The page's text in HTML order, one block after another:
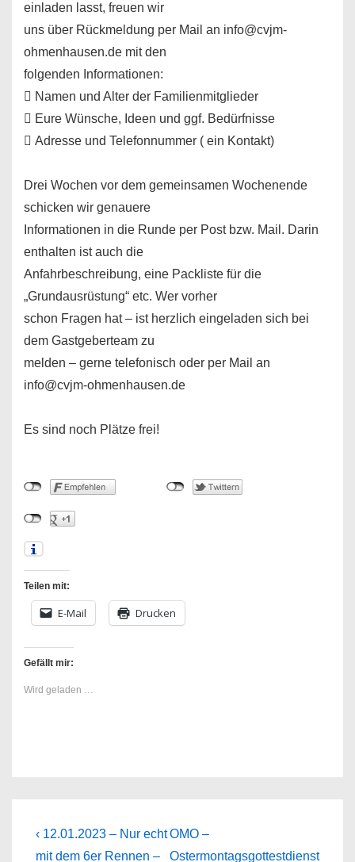
einladen lasst, freuen wir
uns über Rückmeldung per Mail an info@cvjm-
ohmenhausen.de mit den
folgenden Informationen:
 Namen und Alter der Familienmitglieder
 Eure Wünsche, Ideen und ggf. Bedürfnisse
 Adresse und Telefonnummer ( ein Kontakt)
Drei Wochen vor dem gemeinsamen Wochenende
schicken wir genauere
Informationen in die Runde per Post bzw. Mail. Darin
enthalten ist auch die
Anfahrbeschreibung, eine Packliste für die
„Grundausrüstung“ etc. Wer vorher
schon Fragen hat – ist herzlich eingeladen sich bei
dem Gastgeberteam zu
melden – gerne telefonisch oder per Mail an
info@cvjm-ohmenhausen.de
Es sind noch Plätze frei!
Teilen mit:
E-Mail Drucken
Gefällt mir:
Wird geladen …
Beitragsnavigation
Previous
Post
‹ 12.01.2023 – Nur echt
mit dem 6er Rennen –
Next
Post
OMO –
Ostermontagsgottestdienst